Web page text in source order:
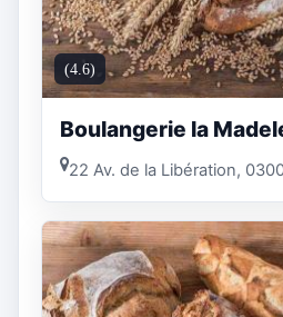
(4.6)
Boulangerie la
22 Av. de la Libération,